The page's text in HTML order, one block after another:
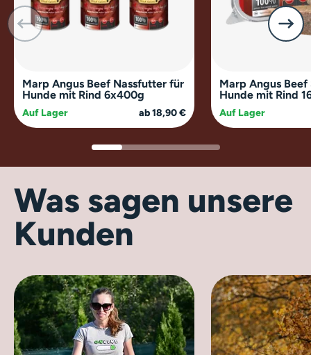
Marp Angus Beef Nassfutter für
Hunde mit Rind 6x400g
Auf Lager ab 18,90 €
Marp Angus
Hunde mit Rind
Auf Lager
Was sagen unsere
Kunden